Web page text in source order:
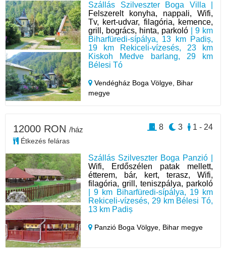
Szállás Szilveszter Boga Villa |
Felszerelt konyha, nappali, Wifi,
Tv, kert-udvar, filagória, kemence,
grill, bogrács, hinta, parkoló | 9 km
Biharfüredi-sípálya, 13 km Padiș,
19 km Rekiceli-vízesés, 23 km
Kiskoh Medve barlang, 29 km
Bélesi Tó
Vendégház Boga Völgye, Bihar
megye
Szállás Szilveszter Boga Panzió |
Wifi, Erdőszélen patak mellett,
étterem, bár, kert, terasz, Wifi,
filagória, grill, teniszpálya, parkoló
| 9 km Biharfüredi-sípálya, 19 km
Rekiceli-vízesés, 29 km Bélesi Tó,
13 km Padiș
Panzió Boga Völgye, Bihar megye
12000 RON /ház
Étkezés feláras
1 - 24
3
8